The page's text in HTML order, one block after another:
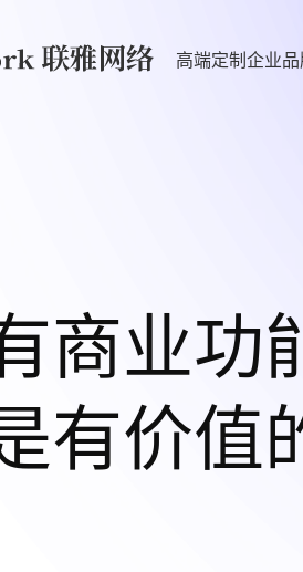
高端定制企业
设
开发
发
AI 应用开发
AI 智能客服
商业功
有价值